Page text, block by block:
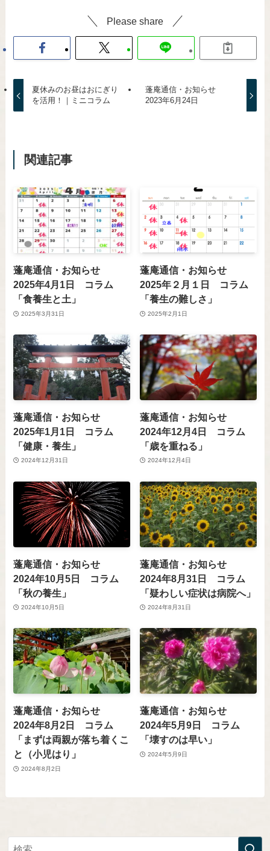
Please share
夏休みのお昼はおにぎり
を活用！｜ミニコラム
蓬庵通信・お知らせ
2023年6月24日
関連記事
蓬庵通信・お知らせ
2025年4月1日 コラム
「食養生と土」
2025年3月31日
蓬庵通信・お知らせ
2025年２月１日 コラム
「養生の難しさ」
2025年2月1日
蓬庵通信・お知らせ
2025年1月1日 コラム
「健康・養生」
2024年12月31日
蓬庵通信・お知らせ
2024年12月4日 コラム
「歳を重ねる」
2024年12月4日
蓬庵通信・お知らせ
2024年10月5日 コラム
「秋の養生」
2024年10月5日
蓬庵通信・お知らせ
2024年8月31日 コラム
「疑わしい症状は病院へ」
2024年8月31日
蓬庵通信・お知らせ
2024年8月2日 コラム
「まずは両親が落ち着くこ
と（小児はり」
2024年8月2日
蓬庵通信・お知らせ
2024年5月9日 コラム
「壊すのは早い」
2024年5月9日